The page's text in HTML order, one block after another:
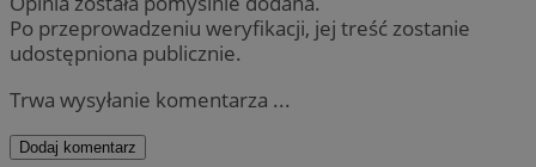
Po przeprowadzeniu weryfikacji, jej treść zostanie
udostępniona publicznie.
Trwa wysyłanie komentarza ...
Dodaj komentarz